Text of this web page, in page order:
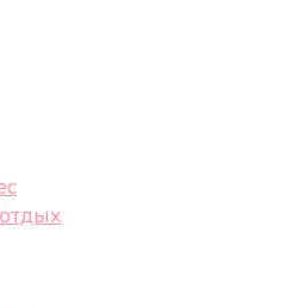
и кино, а также трендах,
спорте, стиле, отдыхе и